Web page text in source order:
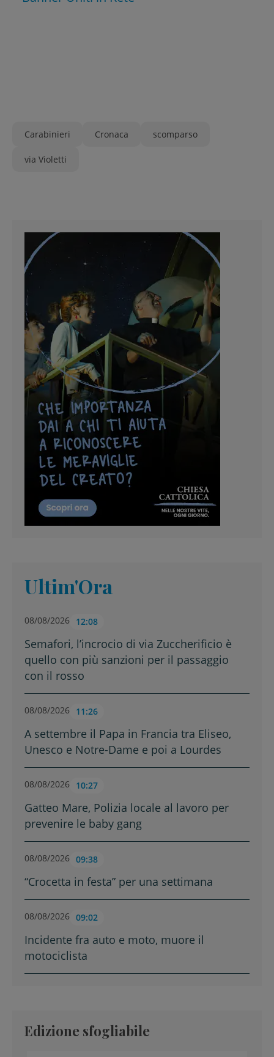
Carabinieri Cronaca scomparso
via Violetti
Ultim'Ora
08/08/2026 12:08
Semafori, l’incrocio di via Zuccherificio è
quello con più sanzioni per il passaggio
con il rosso
08/08/2026 11:26
A settembre il Papa in Francia tra Eliseo,
Unesco e Notre-Dame e poi a Lourdes
08/08/2026 10:27
Gatteo Mare, Polizia locale al lavoro per
prevenire le baby gang
08/08/2026 09:38
“Crocetta in festa” per una settimana
08/08/2026 09:02
Incidente fra auto e moto, muore il
motociclista
Edizione sfogliabile